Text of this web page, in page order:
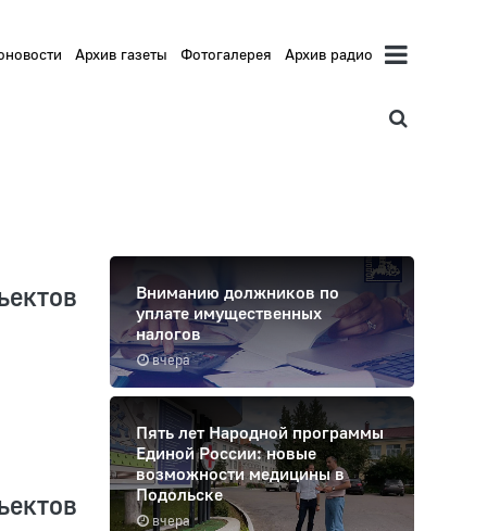
Архив газеты Фотогалерея Архив радио
вчера
Вниманию должников по
уплате имущественных
налогов
вчера
Пять лет Народной программы
Единой России: новые
возможности медицины в
Подольске